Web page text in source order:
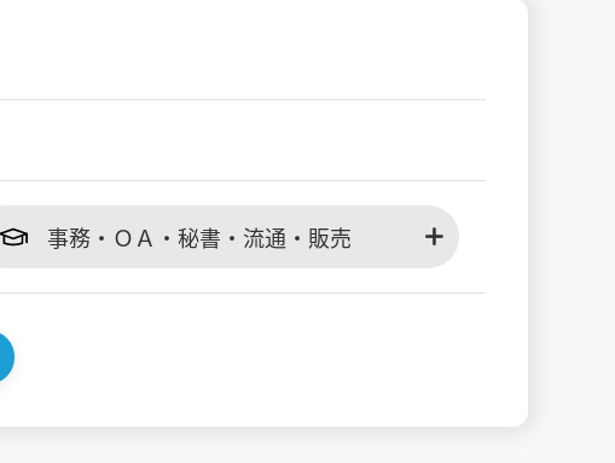
事務・ＯＡ・秘書・流通・販売